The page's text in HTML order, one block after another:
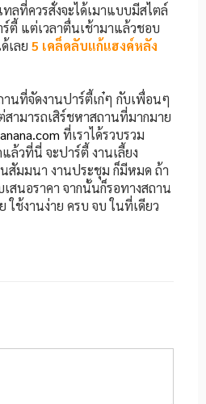
ลที่ควรสั่งจะได้เมาแบบมีสไตล์
ตี้ แต่เวลาตื่นเช้ามาแล้วชอบ
เลย 5 เคล็ดลับแก้แฮงค์หลัง
านที่จัดงานปาร์ตี้เก๋ๆ กับเพื่อนๆ
ามารถเสิร์ชหาสถานที่มากมาย
ที่เราได้รวบรวม
ล้วที่นี่ จะปาร์ตี้ งานเลี้ยง
นสัมมนา งานประชุม ก็มีหมด ถ้า
สนอราคา จากนั้นก็รอทางสถาน
ใช้งานง่าย ครบ จบ ในที่เดียว